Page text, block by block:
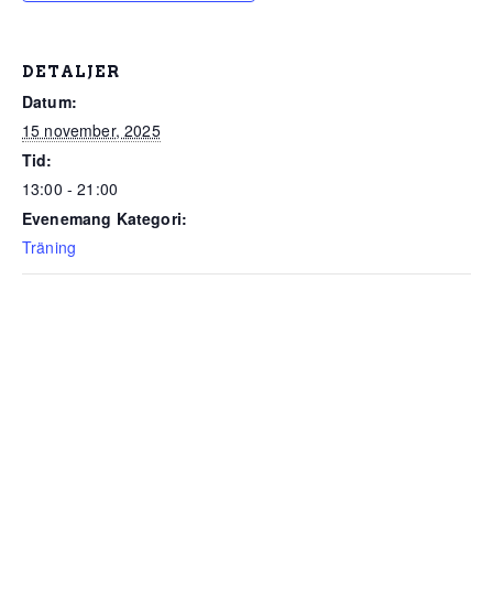
DETALJER
Datum:
15 november, 2025
Tid:
13:00 - 21:00
Evenemang Kategori:
Träning